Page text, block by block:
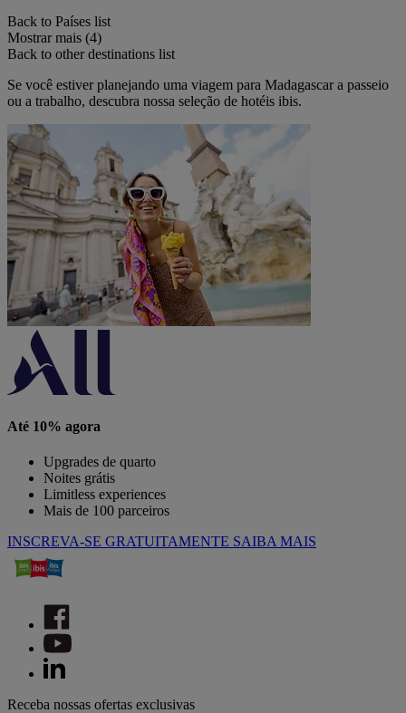
Back to Países list
Mostrar mais (4)
Back to other destinations list
Se você estiver planejando uma viagem para Madagascar a passeio
ou a trabalho, descubra nossa seleção de hotéis ibis.
Até 10% agora
Upgrades de quarto
Noites grátis
Limitless experiences
Mais de 100 parceiros
INSCREVA-SE GRATUITAMENTE SAIBA MAIS
Receba nossas ofertas exclusivas